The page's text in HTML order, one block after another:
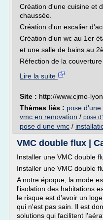
Création d'une cuisine et
chaussée.
Création d'un escalier
Création d'un wc au 1er
et une salle de bains au
Réfection de la couverture
Lire la suite
Site : http://www.cjmo-
Thèmes liés : pose d'une
vmc en renovation / pose
pose d une vmc /
VMC double flux |
Installer une VMC double
Installer une VMC double
A notre époque, la mode
l'isolation des habitations
le risque est d'avoir un
qui n'est pas sain. Il est
solutions qui facilitent